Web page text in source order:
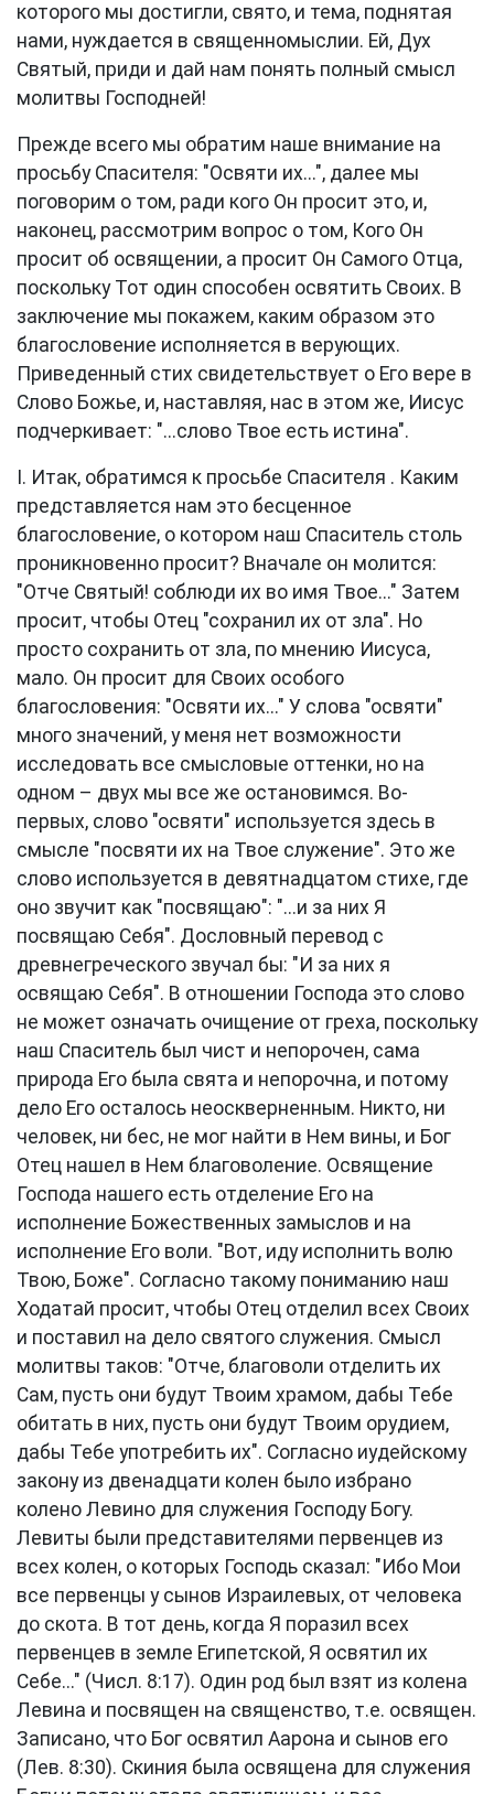
которого мы достигли, свято, и тема, поднятая
нами, нуждается в священномыслии. Ей, Дух
Святый, приди и дай нам понять полный смысл
молитвы Господней!
Прежде всего мы обратим наше внимание на
просьбу Спасителя: "Освяти их...", далее мы
поговорим о том, ради кого Он просит это, и,
наконец, рассмотрим вопрос о том, Кого Он
просит об освящении, а просит Он Самого Отца,
поскольку Тот один способен освятить Своих. В
заключение мы покажем, каким образом это
благословение исполняется в верующих.
Приведенный стих свидетельствует о Его вере в
Слово Божье, и, наставляя, нас в этом же, Иисус
подчеркивает: "...слово Твое есть истина".
I. Итак, обратимся к просьбе Спасителя . Каким
представляется нам это бесценное
благословение, о котором наш Спаситель столь
проникновенно просит? Вначале он молится:
"Отче Святый! соблюди их во имя Твое..." Затем
просит, чтобы Отец "сохранил их от зла". Но
просто сохранить от зла, по мнению Иисуса,
мало. Он просит для Своих особого
благословения: "Освяти их..." У слова "освяти"
много значений, у меня нет возможности
исследовать все смысловые оттенки, но на
одном – двух мы все же остановимся. Во-
первых, слово "освяти" используется здесь в
смысле "посвяти их на Твое служение". Это же
слово используется в девятнадцатом стихе, где
оно звучит как "посвящаю": "...и за них Я
посвящаю Себя". Дословный перевод с
древнегреческого звучал бы: "И за них я
освящаю Себя". В отношении Господа это слово
не может означать очищение от греха, поскольку
наш Спаситель был чист и непорочен, сама
природа Его была свята и непорочна, и потому
дело Его осталось неоскверненным. Никто, ни
человек, ни бес, не мог найти в Нем вины, и Бог
Отец нашел в Нем благоволение. Освящение
Господа нашего есть отделение Его на
исполнение Божественных замыслов и на
исполнение Его воли. "Вот, иду исполнить волю
Твою, Боже". Согласно такому пониманию наш
Ходатай просит, чтобы Отец отделил всех Своих
и поставил на дело святого служения. Смысл
молитвы таков: "Отче, благоволи отделить их
Сам, пусть они будут Твоим храмом, дабы Тебе
обитать в них, пусть они будут Твоим орудием,
дабы Тебе употребить их". Согласно иудейскому
закону из двенадцати колен было избрано
колено Левино для служения Господу Богу.
Левиты были представителями первенцев из
всех колен, о которых Господь сказал: "Ибо Мои
все первенцы у сынов Израилевых, от человека
до скота. В тот день, когда Я поразил всех
первенцев в земле Египетской, Я освятил их
Себе..." (Числ. 8:17). Один род был взят из колена
Левина и посвящен на священство, т.е. освящен.
Записано, что Бог освятил Аарона и сынов его
(Лев. 8:30). Скиния была освящена для служения